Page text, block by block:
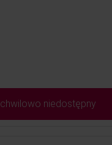
chwilowo niedostępny